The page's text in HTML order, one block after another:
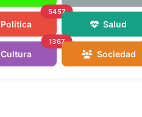
Política
5457
Salud
Cultura
1367
Sociedad